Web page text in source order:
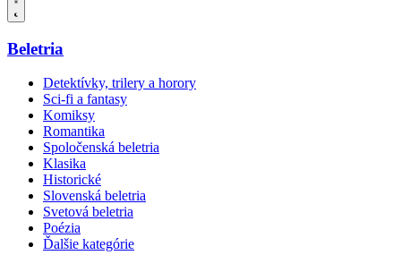
Beletria
Detektívky, trilery a horory
Sci-fi a fantasy
Komiksy
Romantika
Spoločenská beletria
Klasika
Historické
Slovenská beletria
Svetová beletria
Poézia
Ďalšie kategórie